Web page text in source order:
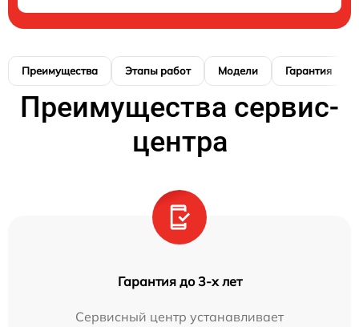
Преимущества Этапы работ Модели Гарантия
Преимущества сервис-
центра
Гарантия до 3-х лет
Сервисный центр устанавливает